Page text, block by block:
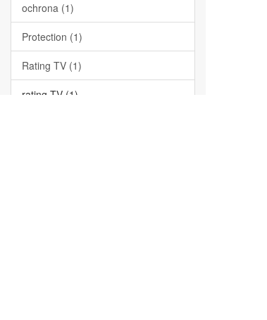
ochrona (1)
Protection (1)
Rating TV (1)
rating TV (1)